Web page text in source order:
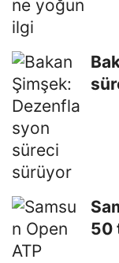
50